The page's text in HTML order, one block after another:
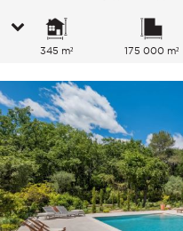
345 m² 175 000 m²